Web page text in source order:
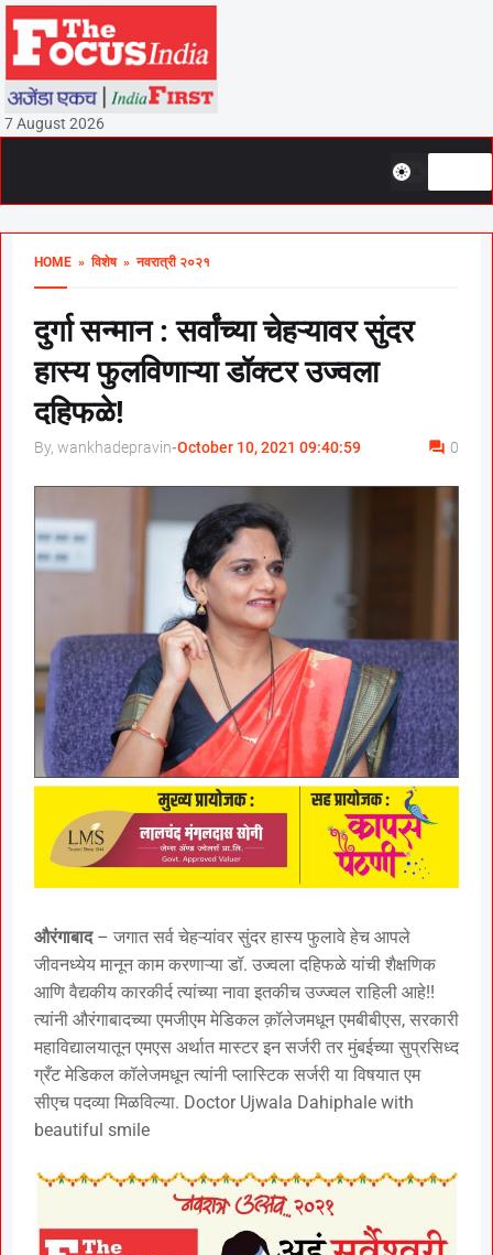
7 August 2026
HOME » विशेष» नवरात्री २०२१
दुर्गा सन्मान : सर्वांच्या चेहऱ्यावर सुंदर
हास्य फुलविणाऱ्या डॉक्टर उज्वला
दहिफळे!
By, wankhadepravin-October 10, 2021 09:40:59 0
औरंगाबाद– जगात सर्व चेहऱ्यांवर सुंदर हास्य फुलावे हेच आपले
जीवनध्येय मानून काम करणाऱ्या डॉ. उज्वला दहिफळे यांची शैक्षणिक
आणि वैद्यकीय कारकीर्द त्यांच्या नावा इतकीच उज्ज्वल राहिली आहे!!
त्यांनी औरंगाबादच्या एमजीएम मेडिकल क़ॉलेजमधून एमबीबीएस, सरकारी
महाविद्यालयातून एमएस अर्थात मास्टर इन सर्जरी तर मुंबईच्या सुप्रसिध्द
ग्रँट मेडिकल कॉलेजमधून त्यांनी प्लास्टिक सर्जरी या विषयात एम
सीएच पदव्या मिळविल्या. Doctor Ujwala Dahiphale with
beautiful smile